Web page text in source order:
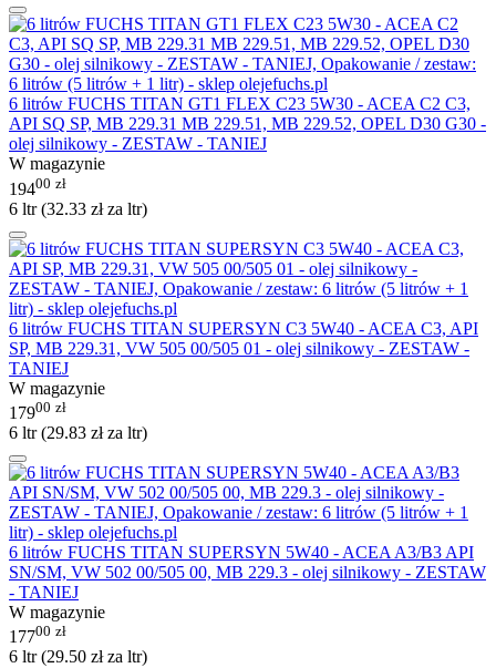
6 litrów FUCHS TITAN GT1 FLEX C23 5W30 - ACEA C2 C3,
API SQ SP, MB 229.31 MB 229.51, MB 229.52, OPEL D30 G30 -
olej silnikowy - ZESTAW - TANIEJ
W magazynie
19400 zł
6 ltr (32.33 złza ltr)
6 litrów FUCHS TITAN SUPERSYN C3 5W40 - ACEA C3, API
SP, MB 229.31, VW 505 00/505 01 - olej silnikowy - ZESTAW -
TANIEJ
W magazynie
17900 zł
6 ltr (29.83 złza ltr)
6 litrów FUCHS TITAN SUPERSYN 5W40 - ACEA A3/B3 API
SN/SM, VW 502 00/505 00, MB 229.3 - olej silnikowy - ZESTAW
- TANIEJ
W magazynie
17700 zł
6 ltr (29.50 złza ltr)